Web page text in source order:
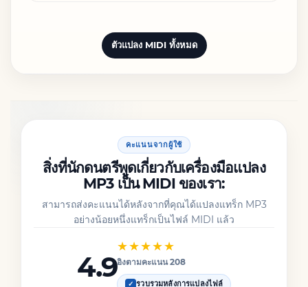
ตัวแปลง MIDI ทั้งหมด
คะแนนจากผู้ใช้
สิ่งที่นักดนตรีพูดเกี่ยวกับเครื่องมือแปลง
MP3 เป็น MIDI ของเรา:
สามารถส่งคะแนนได้หลังจากที่คุณได้แปลงแทร็ก MP3
อย่างน้อยหนึ่งแทร็กเป็นไฟล์ MIDI แล้ว
4.9
★★★★★
อิงตามคะแนน 208
✓ รวบรวมหลังการแปลงไฟล์